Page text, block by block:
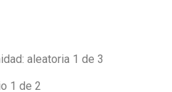
aleatoria 1 de 3
1 de 2